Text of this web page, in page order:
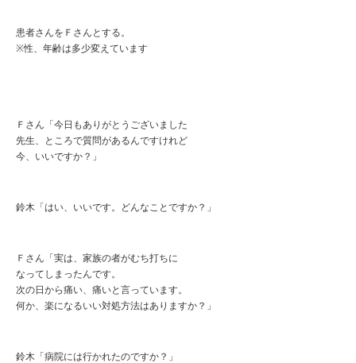
患者さんをＦさんとする。
※性、年齢は多少変えています
Ｆさん「今日もありがとうございました
先生、ところで質問があるんですけれど
今、いいですか？」
鈴木「はい、いいです。どんなことですか？」
Ｆさん「実は、家族の者がむち打ちに
なってしまったんです。
次の日から痛い、痛いと言っています。
何か、楽になるいい対処方法はありますか？」
鈴木「病院には行かれたのですか？」